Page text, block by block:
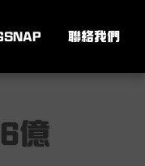
聯絡我們
億